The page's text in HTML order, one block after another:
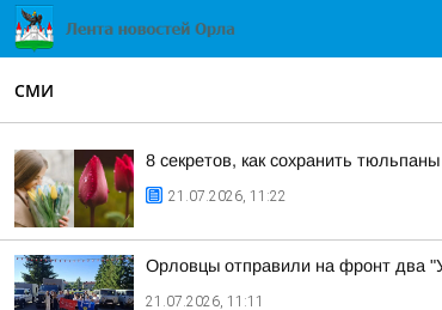
СМИ
8 секретов, как сохранить
21.07.2026, 11:22
Орловцы отправили на фронт два
21.07.2026, 11:11